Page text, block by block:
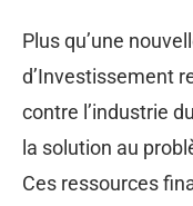
Plus qu’une
d’Investissement
contre l’industrie
la solution au
Ces ressources